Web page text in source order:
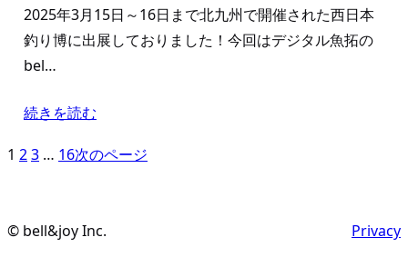
2025年3月15日～16日まで北九州で開催された西日本
釣り博に出展しておりました！今回はデジタル魚拓の
bel…
続きを読む
1 23 … 16次のページ
© bell&joy Inc. Privacy